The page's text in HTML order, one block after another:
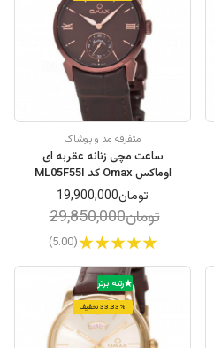
متفرقه مد و پوشاک
ساعت مچی زنانه عقربه ای
اوماکس Omax کد ML05F55I
تومان19,900,000
تومان29,850,000
(5.00)
رتبه برتر
33.33% تخفیف